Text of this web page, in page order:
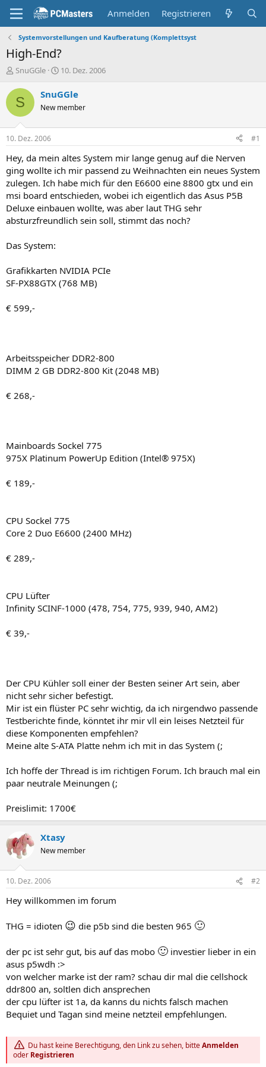
Anmelden Registrieren
Systemvorstellungen und Kaufberatung (Komplettsyst
High-End?
E
s
t
e
r
SnuGGle
E
s
e
t
a
m
10. Dez. 2006
S SnuGGle
New member
10. Dez. 2006 #1
Hey, da mein altes System mir lange genug auf die Nerven
ging wollte ich mir passend zu Weihnachten ein neues System
zulegen. Ich habe mich für den E6600 eine 8800 gtx und ein
msi board entschieden, wobei ich eigentlich das Asus P5B
Deluxe einbauen wollte, was aber laut THG sehr
absturzfreundlich sein soll, stimmt das noch?
Das System:
Grafikkarten NVIDIA PCIe
SF-PX88GTX (768 MB)
€ 599,-
Arbeitsspeicher DDR2-800
DIMM 2 GB DDR2-800 Kit (2048 MB)
€ 268,-
Mainboards Sockel 775
975X Platinum PowerUp Edition (Intel® 975X)
€ 189,-
CPU Sockel 775
Core 2 Duo E6600 (2400 MHz)
€ 289,-
CPU Lüfter
Infinity SCINF-1000 (478, 754, 775, 939, 940, AM2)
€ 39,-
Der CPU Kühler soll einer der Besten seiner Art sein, aber
nicht sehr sicher befestigt.
Mir ist ein flüster PC sehr wichtig, da ich nirgendwo passende
Testberichte finde, könntet ihr mir vll ein leises Netzteil für
diese Komponenten empfehlen?
Meine alte S-ATA Platte nehm ich mit in das System (;
Ich hoffe der Thread is im richtigen Forum. Ich brauch mal ein
paar neutrale Meinungen (;
Preislimit: 1700€
Xtasy
New member
10. Dez. 2006 #2
Hey willkommen im forum
THG = idioten 😉 die p5b sind die besten 965 🙂
der pc ist sehr gut, bis auf das mobo 🙂 investier lieber in ein
asus p5wdh :>
von welcher marke ist der ram? schau dir mal die cellshock
ddr800 an, soltlen dich ansprechen
der cpu lüfter ist 1a, da kanns du nichts falsch machen
Bequiet und Tagan sind meine netzteil empfehlungen.
Du hast keine Berechtigung, den Link zu sehen, bitteAnmelden
oder Registrieren